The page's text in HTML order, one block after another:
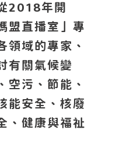
2018年開
盟直播室」專
領域的專家、
有關氣候變
空污、節能、
能安全、核廢
、健康與福祉